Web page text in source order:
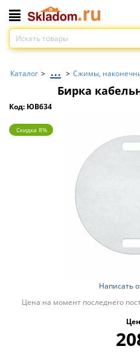
Каталог > ... > Сжимы,
Бирка
Код: ЮВ634
Скидка 8%
Написать
Цена на момент последнего